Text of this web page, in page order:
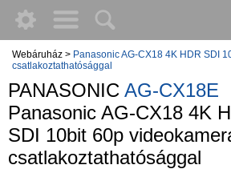
Webáruház > Panasonic AG-CX18 4K HDR SDI
csatlakoztathatósággal
PANASONIC AG-CX18E
Panasonic AG-CX18 4K
SDI 10bit 60p
csatlakoztathatósággal